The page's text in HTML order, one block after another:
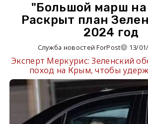
"Большой марш
Раскрыт план
2024 год
Служба новостей ForPost 13/
Эксперт Меркурис: Зеленский
поход на Крым, чтобы